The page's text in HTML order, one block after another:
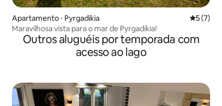
Apartamento ⋅ Pyrgadikia 5 de
5 (7)
Maravilhosa vista para o mar de Pyrgadikia!
Outros aluguéis por temporada com
acesso ao lago